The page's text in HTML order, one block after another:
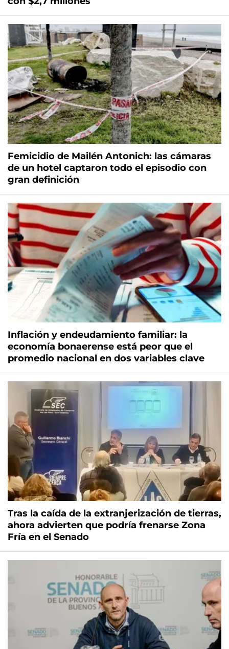
Femicidio de Mailén Antonich: las cámaras
de un hotel captaron todo el episodio con
gran definición
Inflación y endeudamiento familiar: la
economía bonaerense está peor que el
promedio nacional en dos variables clave
Tras la caída de la extranjerización de tierras,
ahora advierten que podría frenarse Zona
Fría en el Senado